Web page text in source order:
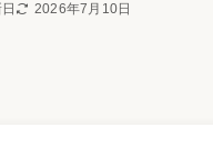
2026年7月10日